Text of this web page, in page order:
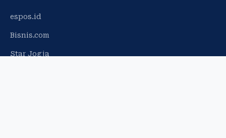
espos.id
Bisnis.com
Star Jogja